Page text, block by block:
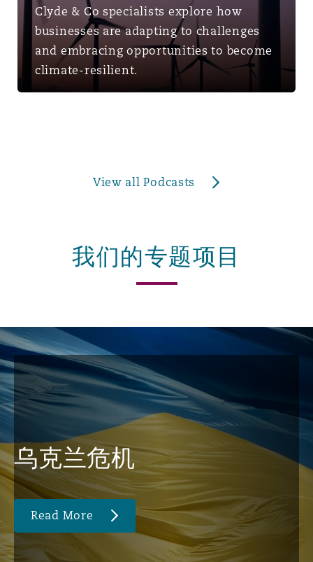
Clyde & Co specialists explore how
businesses are adapting to challenges
and embracing opportunities to become
climate-resilient.
View all Podcasts
我们的专题项目
乌克兰危机
Read More